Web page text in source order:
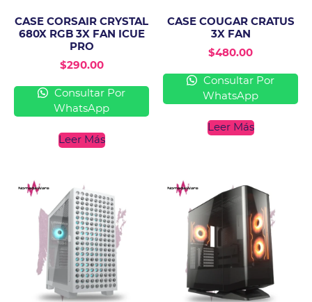
CASE CORSAIR CRYSTAL
680X RGB 3X FAN ICUE
PRO
$290.00
Consultar Por
WhatsApp
Leer Más
CASE COUGAR CRATUS
3X FAN
$480.00
Consultar Por
WhatsApp
Leer Más